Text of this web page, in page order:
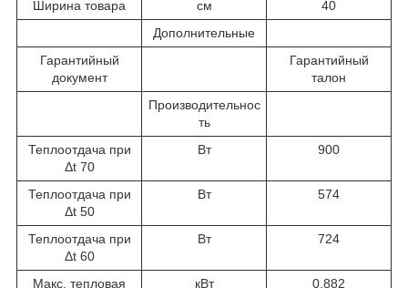
Ширина товара см
40
Дополнительные
Гарантийный
документ
Гарантийный
талон
Производительнос
ть
Теплоотдача при
Δt 70
Вт 900
Теплоотдача при
Δt 50
Вт 574
Теплоотдача при
Δt 60
Вт 724
Макс. тепловая
кВт 0.882